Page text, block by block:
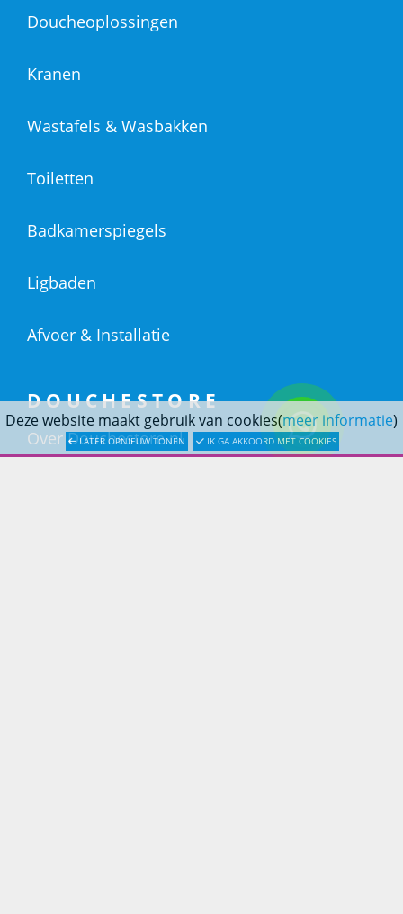
Deze website maakt gebruik van cookies(meer informatie)
LATER OPNIEUW TONEN IK GA AKKOORD MET COOKIES
Doucheoplossingen
Kranen
Wastafels & Wasbakken
Toiletten
Badkamerspiegels
Ligbaden
Afvoer & Installatie
DOUCHESTORE
Over Douchestore.nl